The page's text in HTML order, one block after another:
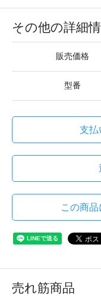
その他の詳細
販売価格
型番
支払
この商
売れ筋商品